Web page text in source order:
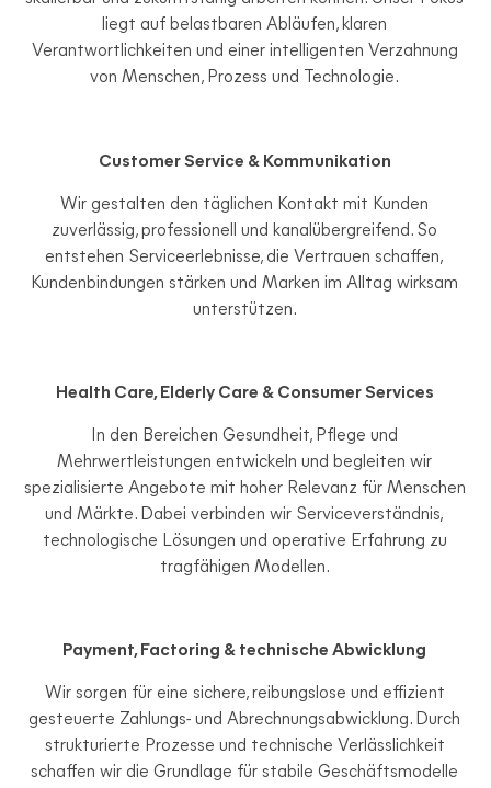
liegt auf belastbaren Abläufen, klaren
Verantwortlichkeiten und einer intelligenten Verzahnung
von Menschen, Prozess und Technologie.
Customer Service & Kommunikation
Wir gestalten den täglichen Kontakt mit Kunden
zuverlässig, professionell und kanalübergreifend. So
entstehen Serviceerlebnisse, die Vertrauen schaffen,
Kundenbindungen stärken und Marken im Alltag wirksam
unterstützen.
Health Care, Elderly Care & Consumer Services
In den Bereichen Gesundheit, Pflege und
Mehrwertleistungen entwickeln und begleiten wir
spezialisierte Angebote mit hoher Relevanz für Menschen
und Märkte. Dabei verbinden wir Serviceverständnis,
technologische Lösungen und operative Erfahrung zu
tragfähigen Modellen.
Payment, Factoring & technische Abwicklung
Wir sorgen für eine sichere, reibungslose und effizient
gesteuerte Zahlungs- und Abrechnungsabwicklung. Durch
strukturierte Prozesse und technische Verlässlichkeit
schaffen wir die Grundlage für stabile Geschäftsmodelle